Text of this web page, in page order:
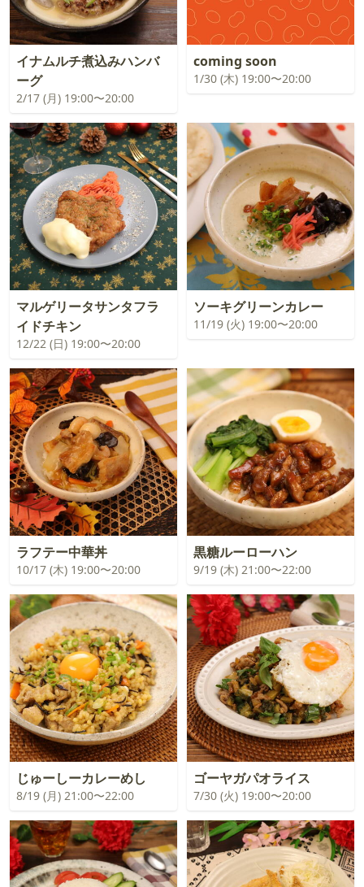
イナムルチ煮込みハンバ
ーグ
2/17 (月) 19:00〜20:00
coming soon
1/30 (木) 19:00〜20:00
マルゲリータサンタフラ
イドチキン
12/22 (日) 19:00〜20:00
ソーキグリーンカレー
11/19 (火) 19:00〜20:00
ラフテー中華丼
10/17 (木) 19:00〜20:00
黒糖ルーローハン
9/19 (木) 21:00〜22:00
じゅーしーカレーめし
8/19 (月) 21:00〜22:00
ゴーヤガパオライス
7/30 (火) 19:00〜20:00